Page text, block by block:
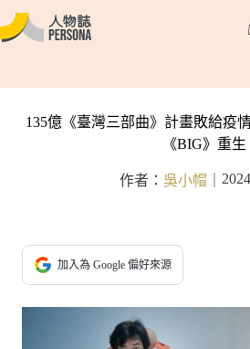
135億《臺灣三部曲》計畫敗給
《BIG》重生
作者： 吳小帽
加入為 Google 偏好來源